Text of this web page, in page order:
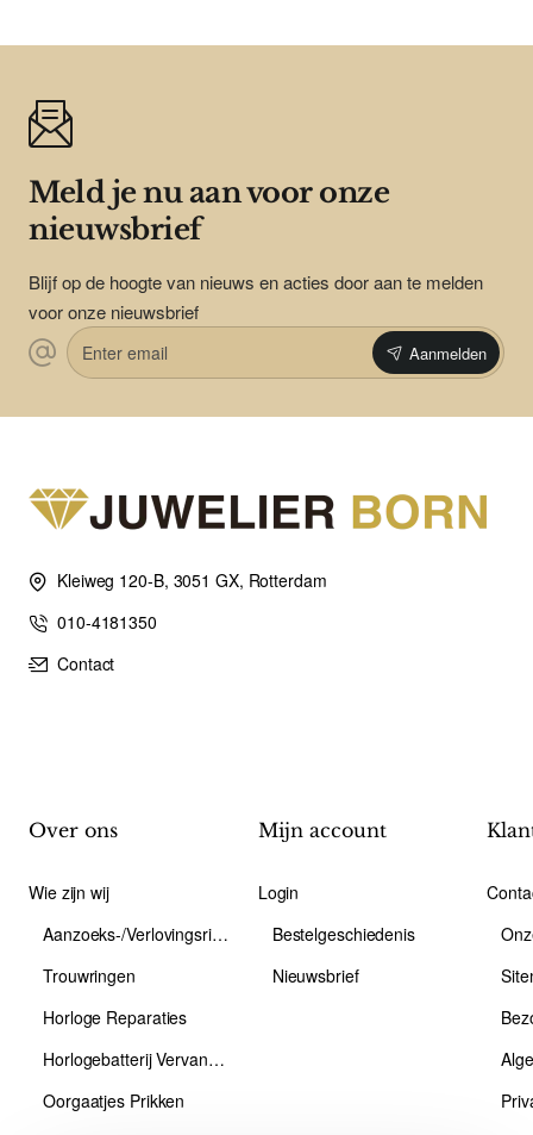
Meld je nu aan voor onze
nieuwsbrief
Blijf op de hoogte van nieuws en acties door aan te melden
voor onze nieuwsbrief
Enter
email
Aanmelden
Kleiweg 120-B, 3051 GX, Rotterdam
010-4181350
Contact
Over ons
Wie zijn wij
Aanzoeks-/Verlovingsring
Trouwringen
Horloge Reparaties
Horlogebatterij Vervangen
Oorgaatjes Prikken
Mijn account
Login
Bestelgeschiedenis
Nieuwsbrief